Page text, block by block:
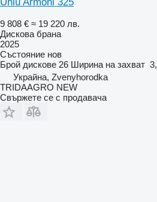
9 808 € ≈ 19 220 лв.
Дискова брана
2025
Състояние нов
Брой дискове 26 Ширина на захват
Украйна, Zvenyhorodka
TRIDAAGRO NEW
Свържете се с продавача